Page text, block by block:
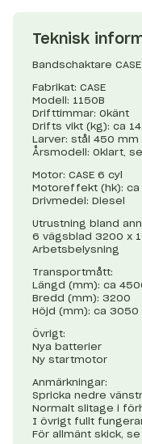
Teknisk
Bandschaktare
Fabrikat: CASE
Modell: 1150B
Drifttimmar: Okänt
Drifts vikt (kg): ca
Larver: stål 450 mm
Årsmodell: Oklart,
Motor: CASE 6 cyl
Motoreffekt (hk): ca
Drivmedel: Diesel
Utrustning bland
6 vägsblad 3200 x
Arbetsbelysning
Transportmått:
Längd (mm): ca
Bredd (mm): 3200
Höjd (mm): ca 3050
Övrigt:
Nya batterier
Ny startmotor
Anmärkningar:
Spricka nedre
Normalt slitage i
I övrigt fullt
För allmänt skick,